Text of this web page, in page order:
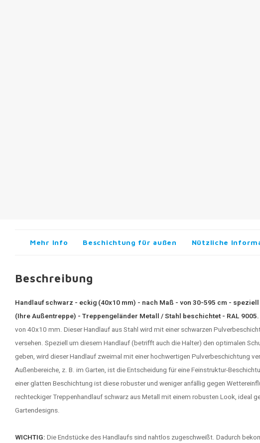
Mehr Info Beschichtung für außen Nützliche
Beschreibung
Handlauf schwarz - eckig (40x10 mm) - nach Maß - von 30-595 cm -
(Ihre Außentreppe) - Treppengeländer Metall / Stahl beschichtet - RAL 9005.
von 40x10 mm. Dieser Handlauf aus Stahl wird mit einer schwarzen
versehen. Speziell um diesem Handlauf (betrifft auch die Halter) den optimalen
geben, wird dieser Handlauf zweimal mit einer hochwertigen Pulverbeschichtung
Außenbereiche, z. B. im Garten, ist die Entscheidung für eine Feinstruktur-
einer glatten Beschichtung ist diese robuster und weniger anfällig gegen
rechteckiger Treppenhandlauf schwarz aus Metall mit einem robusten Look, ideal
Gartendesigns.
WICHTIG: Die Endstücke des Handlaufs sind nahtlos zugeschweißt. Dadurch